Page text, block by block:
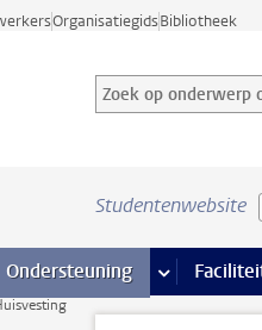
OrganisatiegidsBibliotheek
Zoek op onderwerp
Zoekterm
Studentenwebsite
Je opleiding pagina’s
Ondersteuning meer